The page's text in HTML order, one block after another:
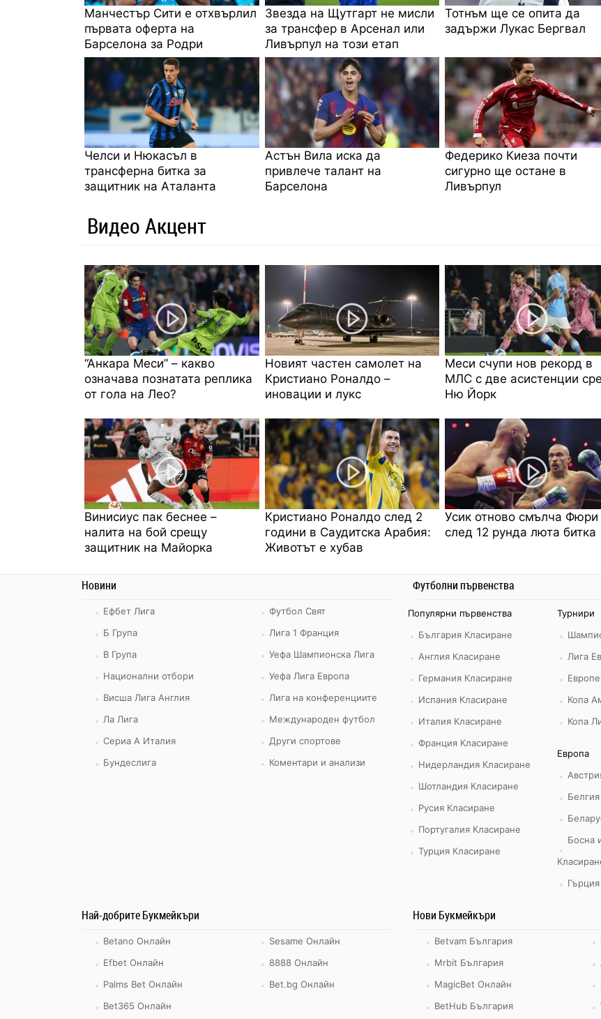
Манчестър Сити е отхвърлил
първата оферта на
Барселона за Родри
Звезда на Щутгарт не мисли
за трансфер в Арсенал или
Ливърпул на този етап
Тотнъм ще се опита да
задържи Лукас Бергвал
Челси и Нюкасъл в
трансферна битка за
защитник на Аталанта
Астън Вила иска да
привлече талант на
Барселона
Федерико Киеза почти
сигурно ще остане в
Ливърпул
Видео Акцент
“Анкара Меси” – какво
означава познатата реплика
от гола на Лео?
Новият частен самолет на
Кристиано Роналдо –
иновации и лукс
Меси счупи нов рекорд в
МЛС с две асистенции
Ню Йорк
Винисиус пак беснее –
налита на бой срещу
защитник на Майорка
Кристиано Роналдо след 2
години в Саудитска Арабия:
Животът е хубав
Усик отново смълча Фюри
след 12 рунда люта битка
Новини
Ефбет Лига
Б Група
В Група
Национални отбори
Висша Лига Англия
Ла Лига
Сериа А Италия
Бундеслига
Футбол Свят
Лига 1 Франция
Уефа Шампионска Лига
Уефа Лига Европа
Лига на конференциите
Международен футбол
Други спортове
Коментари и анализи
Футболни първенства
Популярни първенства
България Класиране
Англия Класиране
Германия Класиране
Испания Класиране
Италия Класиране
Франция Класиране
Нидерландия Класиране
Шотландия Класиране
Русия Класиране
Португалия Класиране
Турция Класиране
Турнири
Лига
Копа
Копа
Европа
Босна
Най-добрите Букмейкъри
Betano Онлайн
Efbet Онлайн
Palms Bet Онлайн
Bet365 Онлайн
Sesame Онлайн
8888 Онлайн
Bet.bg Онлайн
Нови Букмейкъри
Betvam България
Mrbit България
MagicBet Онлайн
BetHub България